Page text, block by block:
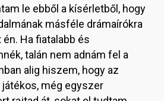
le ebből a kísérletből, hogy
másféle drámaírókra
Ha fiatalabb és
talán nem adnám fel a
alig hiszem, hogy az
még egyszer